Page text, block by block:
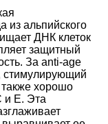
из альпийского
ДНК клеток
защитный
За anti-age
стимулирующий
также хорошо
и Е. Эта